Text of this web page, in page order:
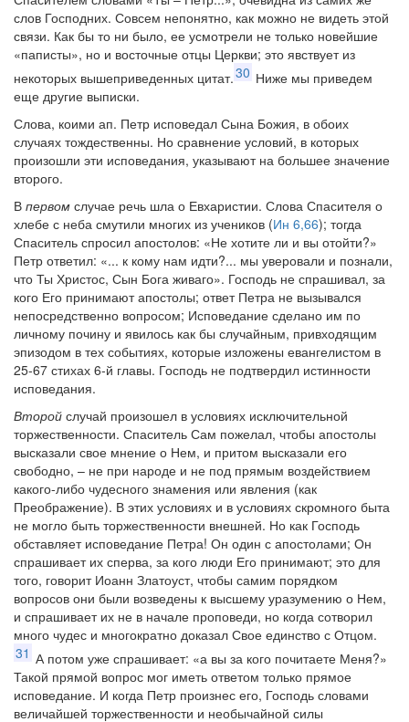
слов Господних. Совсем непонятно, как можно не видеть этой
связи. Как бы то ни было, ее усмотрели не только новейшие
«паписты», но и восточные отцы Церкви; это явствует из
некоторых вышеприведенных цитат.30 Ниже мы приведем
еще другие выписки.
Слова, коими ап. Петр исповедал Сына Божия, в обоих
случаях тождественны. Но сравнение условий, в которых
произошли эти исповедания, указывают на большее значение
второго.
В первом случае речь шла о Евхаристии. Слова Спасителя о
хлебе с неба смутили многих из учеников (Ин 6,66); тогда
Спаситель спросил апостолов: «Не хотите ли и вы отойти?»
Петр ответил: «... к кому нам идти?... мы уверовали и познали,
что Ты Христос, Сын Бога живаго». Господь не спрашивал, за
кого Его принимают апостолы; ответ Петра не вызывался
непосредственно вопросом; Исповедание сделано им по
личному почину и явилось как бы случайным, привходящим
эпизодом в тех событиях, которые изложены евангелистом в
25-67 стихах 6-й главы. Господь не подтвердил истинности
исповедания.
Второй случай произошел в условиях исключительной
торжественности. Спаситель Сам пожелал, чтобы апостолы
высказали свое мнение о Нем, и притом высказали его
свободно, – не при народе и не под прямым воздействием
какого-либо чудесного знамения или явления (как
Преображение). В этих условиях и в условиях скромного быта
не могло быть торжественности внешней. Но как Господь
обставляет исповедание Петра! Он один с апостолами; Он
спрашивает их сперва, за кого люди Его принимают; это для
того, говорит Иоанн Златоуст, чтобы самим порядком
вопросов они были возведены к высшему уразумению о Нем,
и спрашивает их не в начале проповеди, но когда сотворил
много чудес и многократно доказал Свое единство с Отцом.
31 А потом уже спрашивает: «а вы за кого почитаете Меня?»
Такой прямой вопрос мог иметь ответом только прямое
исповедание. И когда Петр произнес его, Господь словами
величайшей торжественности и необычайной силы